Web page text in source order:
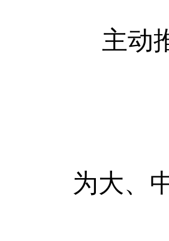
主动
为大、